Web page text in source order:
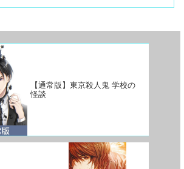
ャラクター・フワフワヤリチン・元ヤ
【通常版】東京殺人鬼 学校の
怪談